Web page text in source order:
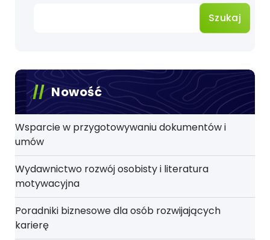
Szukaj
Nowość
Wsparcie w przygotowywaniu dokumentów i
umów
Wydawnictwo rozwój osobisty i literatura
motywacyjna
Poradniki biznesowe dla osób rozwijających
karierę